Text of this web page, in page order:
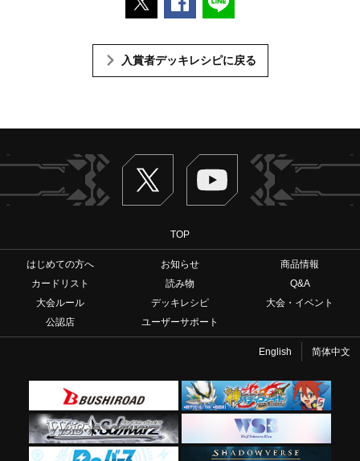
入賞者デッキレシピに戻る
Twitter ヴァンガードch
TOP
はじめての方へ お知らせ
商品情報
カードリスト
読み物
Q&A
大会ルール
デッキレシピ
大会・イベント
公認店
ユーザーサポート
English 简体中文